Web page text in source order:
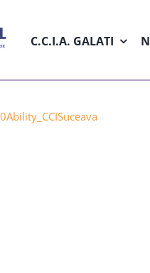
C.C.I.A. GALATI